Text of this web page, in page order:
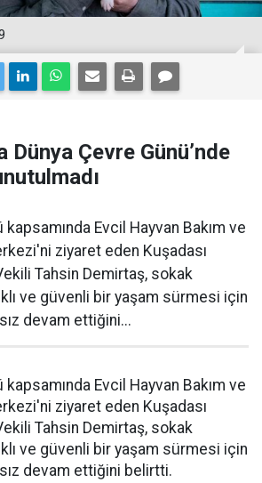
Dünya Çevre Günü’nde
kapsamında Evcil Hayvan Bakım ve
ziyaret eden Kuşadası
Tahsin Demirtaş, sokak
ve güvenli bir yaşam sürmesi için
devam ettiğini...
kapsamında Evcil Hayvan Bakım ve
ziyaret eden Kuşadası
Tahsin Demirtaş, sokak
ve güvenli bir yaşam sürmesi için
devam ettiğini belirtti.